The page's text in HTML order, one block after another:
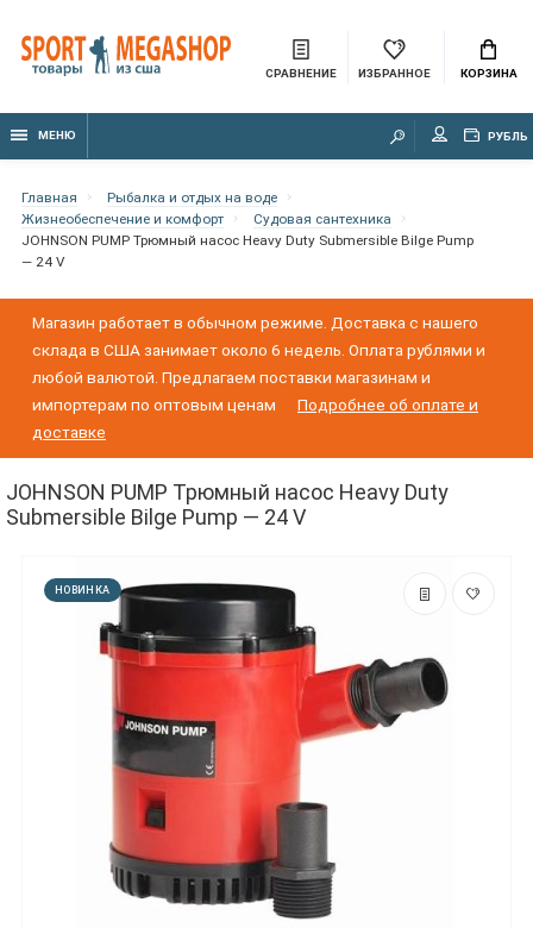
СРАВНЕНИЕ ИЗБРАННОЕ КОРЗИНА
МЕНЮ РУБЛЬ
Главная
Рыбалка и отдых на воде
Жизнеобеспечение и комфорт
Судовая сантехника
JOHNSON PUMP Трюмный насос Heavy Duty Submersible Bilge Pump
— 24 V
Магазин работает в обычном режиме. Доставка с нашего
склада в США занимает около 6 недель. Оплата рублями и
любой валютой. Предлагаем поставки магазинам и
импортерам по оптовым ценам
Подробнее об оплате и
доставке
JOHNSON PUMP Трюмный насос Heavy Duty
Submersible Bilge Pump — 24 V
НОВИНКА